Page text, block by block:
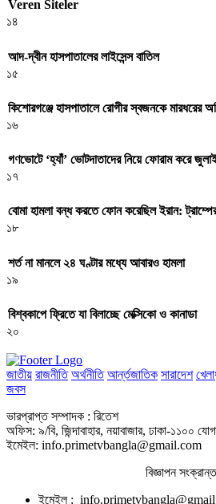
Veren Siteler
১৪
আদ-দ্বীন হাসপাতালের লাইসেন্স বাতিল
১৫
কিশোরগঞ্জে হাসপাতালে রোগীর স্বজনকে মারধরের
১৬
গণভোটে ‘হ্যাঁ’ ভোটদাতাদের নিয়ে ফোরাম করে
১৭
বোমা হামলা বন্ধ করতে ফোন করেছিল ইরান: ট্রাম্পের
১৮
শর্ত না মানলে ২৪ ঘণ্টার মধ্যে আবারও হামলা
১৯
বিশ্বকাপে ফ্রিতে যা বিলাচ্ছে মেক্সিকো ও কানাডা
২০
জাতীয় রাজনীতি অর্থনীতি আর্ন্তজাতিক সারাদেশ
জবস
ভারপ্রাপ্ত সম্পাদক : রিতেশ
অফিস: ৯/বি, জিন্দাবাহার, নয়াবাজার, ঢাকা-১১০০
ইমেইল: info.primetvbangla@gmail.com
বিজ্ঞাপন সংক্রান্ত
ইমেইল :